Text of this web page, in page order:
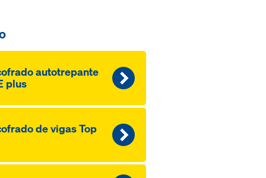
autotrepante
plus
de vigas Top